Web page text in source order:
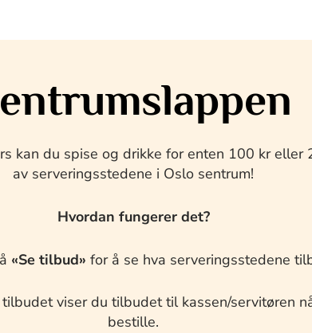
kan du spise og drikke for enten 100 kr eller
av serveringsstedene i Oslo sentrum!
Hvordan fungerer det?
«Se tilbud» for å se hva serveringsstedene
viser du tilbudet til kassen/servitøren
bestille.